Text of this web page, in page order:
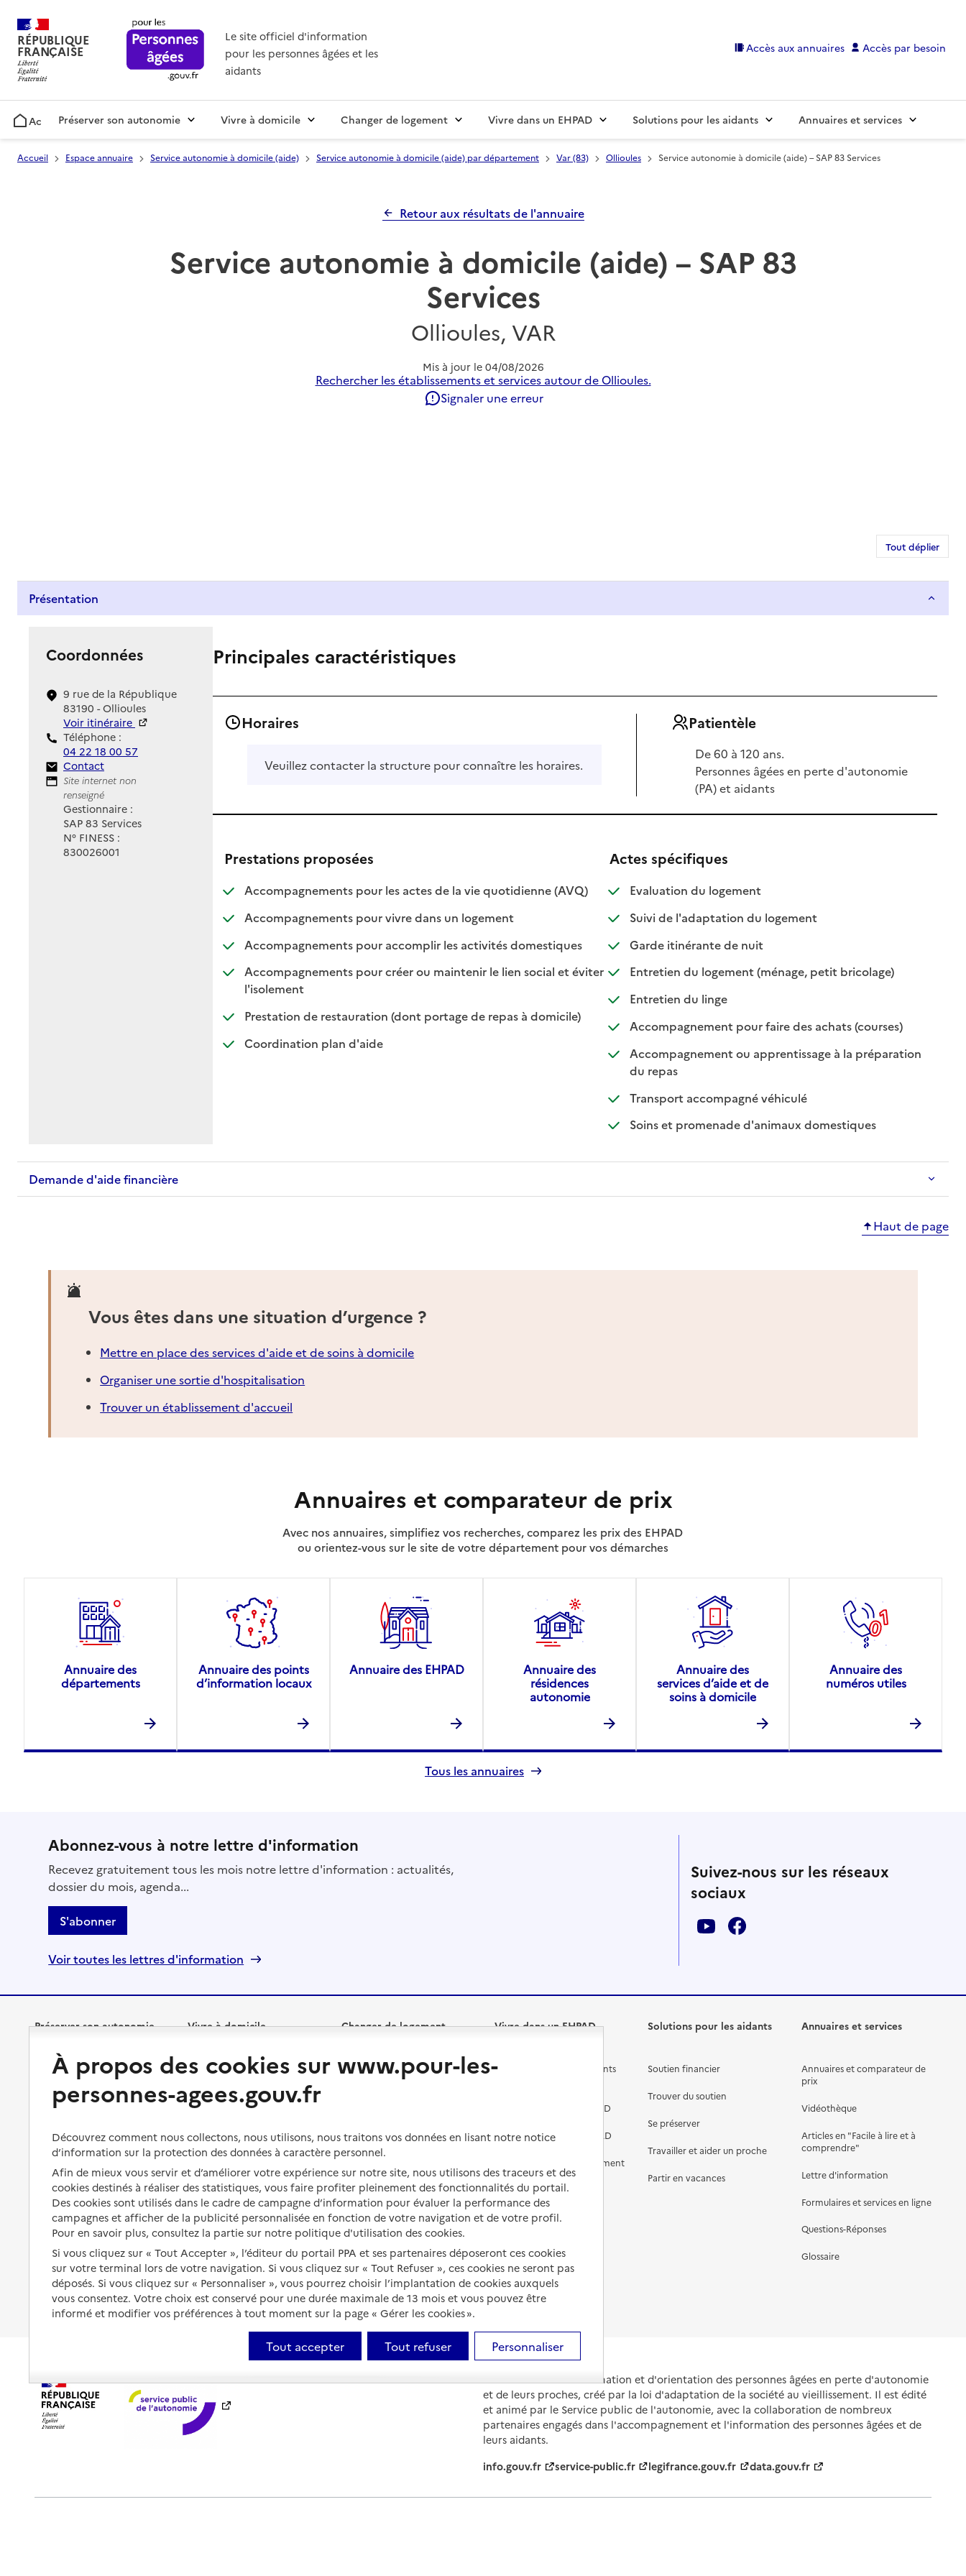
RÉPUBLIQUE
FRANÇAISE
Le site officiel d'information
pour les personnes âgées et les
aidants
Accès aux annuaires Accès par besoin
AccueilPréserver son autonomie Vivre à domicile Changer de logement Vivre dans un EHPAD Solutions pour les aidants Annuaires et services
Accueil Espace annuaire Service autonomie à domicile (aide) Service autonomie à domicile (aide) par département Var (83) Ollioules Service autonomie à domicile (aide) – SAP 83 Services
Retour aux résultats de l'annuaire
Service autonomie à domicile (aide) – SAP 83
Services
Ollioules, VAR
Mis à jour le 04/08/2026
Rechercher les établissements et services autour de Ollioules.
Signaler une erreur
Tout déplier
Présentation
Coordonnées
9 rue de la République
83190 - Ollioules
Voir itinéraire
Téléphone :
04 22 18 00 57
Contact
Contact
Site Internet
Site internet non
renseigné
Gestionnaire :
SAP 83 Services
N° FINESS :
830026001
Principales caractéristiques
Horaires
Veuillez contacter la structure pour connaître les horaires.
Patientèle
De 60 à 120 ans.
Personnes âgées en perte d'autonomie
(PA) et aidants
Prestations proposées
Accompagnements pour les actes de la vie quotidienne (AVQ): disponible
: non disponible
Accompagnements pour vivre dans un logement: disponible
: non disponible
Accompagnements pour accomplir les activités domestiques: disponible
: non disponible
Accompagnements pour créer ou maintenir le lien social et éviter
l'isolement: disponible
: non disponible
Prestation de restauration (dont portage de repas à domicile): disponible
: non disponible
Coordination plan d'aide: disponible
: non disponible
Actes spécifiques
Evaluation du logement: disponible
: non disponible
Suivi de l'adaptation du logement: disponible
: non disponible
Garde itinérante de nuit: disponible
: non disponible
Entretien du logement (ménage, petit bricolage): disponible
: non disponible
Entretien du linge: disponible
: non disponible
Accompagnement pour faire des achats (courses): disponible
: non
Accompagnement ou apprentissage à la préparation
du repas: disponible
: non disponible
Transport accompagné véhiculé: disponible
: non disponible
Soins et promenade d'animaux domestiques: disponible
: non disponible
Demande d'aide financière
Haut de page
Vous êtes dans une situation d’urgence ?
Mettre en place des services d'aide et de soins à domicile
Organiser une sortie d'hospitalisation
Trouver un établissement d'accueil
Annuaires et comparateur de prix
Avec nos annuaires, simplifiez vos recherches, comparez les prix des EHPAD
ou orientez-vous sur le site de votre département pour vos démarches
Annuaire des
départements
Annuaire des points
d’information locaux
Annuaire des EHPAD
Annuaire des
résidences
autonomie
Annuaire des
services d’aide et de
soins à domicile
Annuaire des
numéros utiles
Tous les annuaires
Abonnez-vous à notre lettre d'information
Recevez gratuitement tous les mois notre lettre d'information : actualités,
dossier du mois, agenda...
S'abonner
Voir toutes les lettres d'information
Suivez-nous sur les réseaux
sociaux
Préserver son autonomie
Perte d'autonomie : évaluation
Aménager son logement et
Préserver son autonomie et sa
santé
Organiser à l'avance sa propre
protection
Les mesures de protection
Les obligations de la famille
À qui s’adresser ?
Les politiques du grand âge
Vivre à domicile
Bénéficier d'aide à domicile
Bénéficier de soins à domicile
Solutions d'accueil temporaire
Partager son logement
Vivre à domicile avec une
maladie ou un handicap
Être hospitalisé
Fin de vie à domicile
Changer de logement
Les questions à se poser
Vivre chez un proche
Autres solutions de logement
Vivre dans un EHPAD
Les différents établissements
Préparer l'entrée en EHPAD
Aides financières en EHPAD
Prévention, accompagnement
et soins
Comprendre les prix en
EHPAD
Fin de vie en EHPAD
Solutions pour les aidants
Soutien financier
Trouver du soutien
Se préserver
Travailler et aider un proche
Partir en vacances
Annuaires et services
Annuaires et comparateur de
prix
Vidéothèque
Articles en "Facile à lire et à
comprendre"
Lettre d'information
Formulaires et services en ligne
Questions-Réponses
Glossaire
Portail national d'information et d'orientation des personnes âgées en perte d'autonomie
et de leurs proches, créé par la loi d'adaptation de la société au vieillissement. Il est édité
et animé par le Service public de l'autonomie, avec la collaboration de nombreux
partenaires engagés dans l'accompagnement et l'information des personnes âgées et de
leurs aidants.
info.gouv.fr
service-public.fr legifrance.gouv.fr data.gouv.fr
À propos des cookies sur www.pour-les-
personnes-agees.gouv.fr
Découvrez comment nous collectons, nous utilisons, nous traitons vos données en lisant notre notice
d’information sur la protection des données à caractère personnel.
Afin de mieux vous servir et d’améliorer votre expérience sur notre site, nous utilisons des traceurs et des
cookies destinés à réaliser des statistiques, vous faire profiter pleinement des fonctionnalités du portail.
Des cookies sont utilisés dans le cadre de campagne d’information pour évaluer la performance des
campagnes et afficher de la publicité personnalisée en fonction de votre navigation et de votre profil.
Pour en savoir plus, consultez la partie sur notre politique d'utilisation des cookies.
Si vous cliquez sur « Tout Accepter », l’éditeur du portail PPA et ses partenaires déposeront ces cookies
sur votre terminal lors de votre navigation. Si vous cliquez sur « Tout Refuser », ces cookies ne seront pas
déposés. Si vous cliquez sur « Personnaliser », vous pourrez choisir l’implantation de cookies auxquels
vous consentez. Votre choix est conservé pour une durée maximale de 13 mois et vous pouvez être
informé et modifier vos préférences à tout moment sur la page « Gérer les cookies ».
Tout accepter Tout refuser Personnaliser